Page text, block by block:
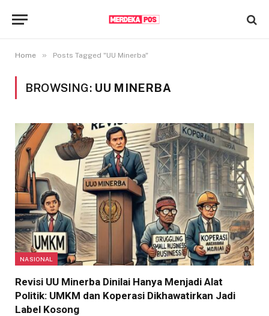
Home » Posts Tagged "UU Minerba"
BROWSING: UU MINERBA
NASIONAL
Revisi UU Minerba Dinilai Hanya Menjadi Alat
Politik: UMKM dan Koperasi Dikhawatirkan Jadi
Label Kosong